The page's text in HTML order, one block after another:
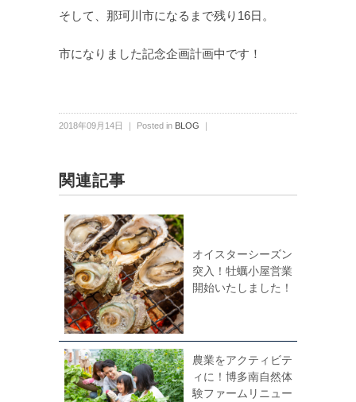
そして、那珂川市になるまで残り16日。
市になりました記念企画計画中です！
2018年09月14日 ｜ Posted in BLOG ｜
関連記事
オイスターシーズン
突入！牡蠣小屋営業
開始いたしました！
農業をアクティビテ
ィに！博多南自然体
験ファームリニュー